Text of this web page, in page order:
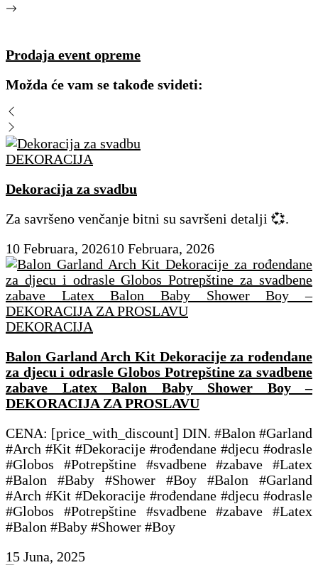
Prodaja event opreme
Možda će vam se takođe svideti:
DEKORACIJA
Dekoracija za svadbu
Za savršeno venčanje bitni su savršeni detalji 💞.
10 Februara, 202610 Februara, 2026
DEKORACIJA
Balon Garland Arch Kit Dekoracije za rođendane
za djecu i odrasle Globos Potrepštine za svadbene
zabave Latex Balon Baby Shower Boy –
DEKORACIJA ZA PROSLAVU
CENA: [price_with_discount] DIN. #Balon #Garland
#Arch #Kit #Dekoracije #rođendane #djecu #odrasle
#Globos #Potrepštine #svadbene #zabave #Latex
#Balon #Baby #Shower #Boy #Balon #Garland
#Arch #Kit #Dekoracije #rođendane #djecu #odrasle
#Globos #Potrepštine #svadbene #zabave #Latex
#Balon #Baby #Shower #Boy
15 Juna, 2025